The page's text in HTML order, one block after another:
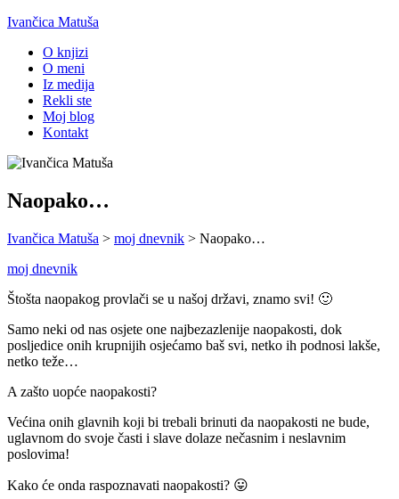
Ivančica Matuša
O knjizi
O meni
Iz medija
Rekli ste
Moj blog
Kontakt
Naopako…
Ivančica Matuša > moj dnevnik > Naopako…
moj dnevnik
Štošta naopakog provlači se u našoj državi, znamo svi! 🙂
Samo neki od nas osjete one najbezazlenije naopakosti, dok
posljedice onih krupnijih osjećamo baš svi, netko ih podnosi lakše,
netko teže…
A zašto uopće naopakosti?
Većina onih glavnih koji bi trebali brinuti da naopakosti ne bude,
uglavnom do svoje časti i slave dolaze nečasnim i neslavnim
poslovima!
Kako će onda raspoznavati naopakosti? 😛